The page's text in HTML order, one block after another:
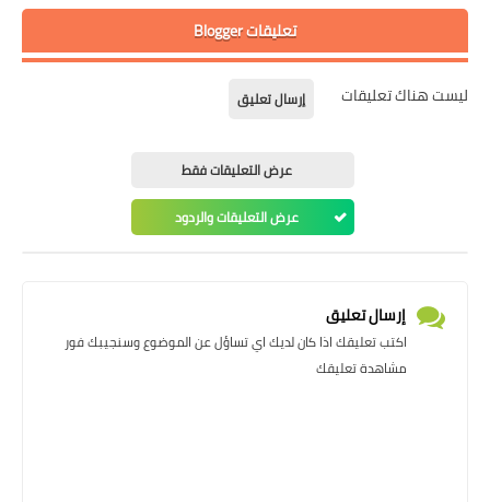
تعليقات Blogger
ليست هناك تعليقات إرسال تعليق
عرض التعليقات فقط
عرض التعليقات والردود
إرسال تعليق
اكتب تعليقك اذا كان لديك اي تساؤل عن الموضوع وسنجيبك فور
مشاهدة تعليقك